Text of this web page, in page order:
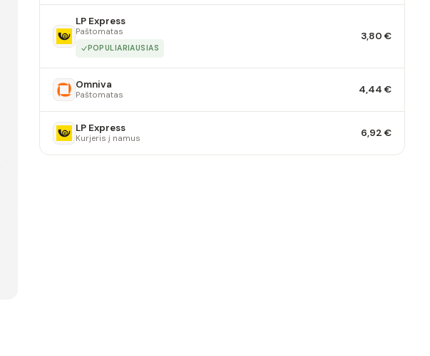
LP Express
Paštomatas
POPULIARIAUSIAS
3,80 €
Omniva
Paštomatas 4,44 €
LP Express
Kurjeris į namus 6,92 €